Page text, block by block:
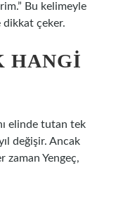
Bu kelimeyle
dikkat çeker.
HANGI
elinde tutan tek
değişir. Ancak
zaman Yengeç,